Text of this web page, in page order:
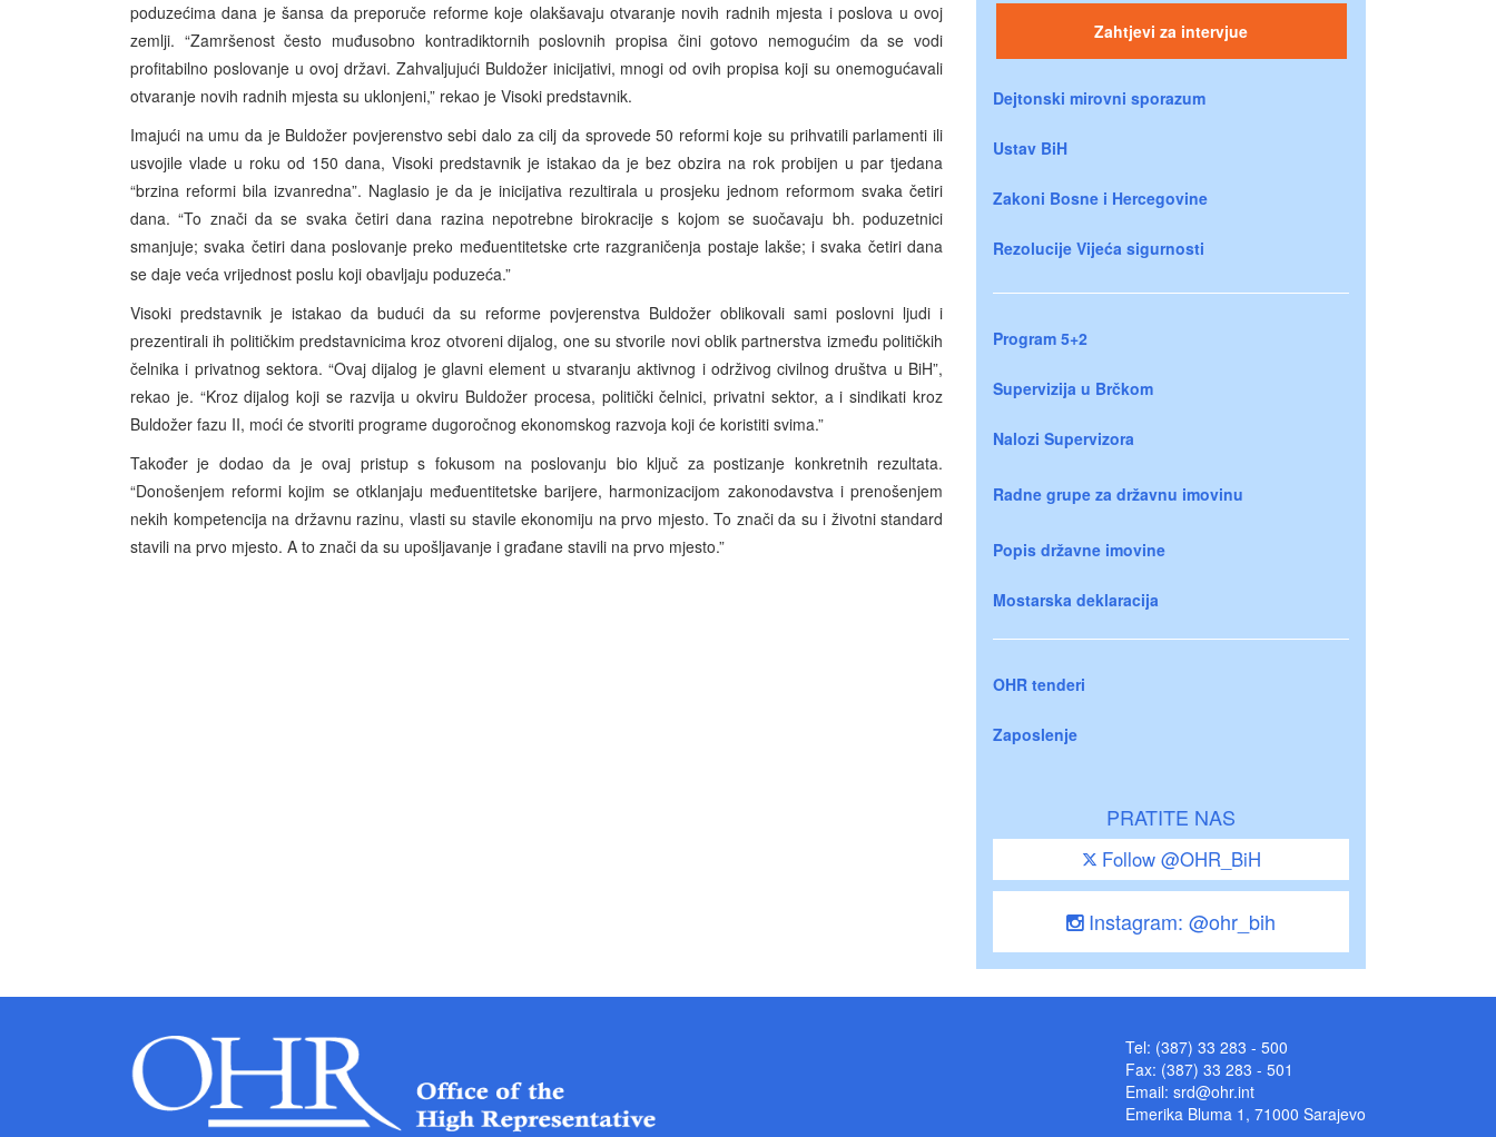
poduzećima dana je šansa da preporuče reforme koje olakšavaju otvaranje novih radnih mjesta i poslova u ovoj
zemlji. “Zamršenost često muđusobno kontradiktornih poslovnih propisa čini gotovo nemogućim da se vodi
profitabilno poslovanje u ovoj državi. Zahvaljujući Buldožer inicijativi, mnogi od ovih propisa koji su onemogućavali
otvaranje novih radnih mjesta su uklonjeni,” rekao je Visoki predstavnik.
Imajući na umu da je Buldožer povjerenstvo sebi dalo za cilj da sprovede 50 reformi koje su prihvatili parlamenti ili
usvojile vlade u roku od 150 dana, Visoki predstavnik je istakao da je bez obzira na rok probijen u par tjedana
“brzina reformi bila izvanredna”. Naglasio je da je inicijativa rezultirala u prosjeku jednom reformom svaka četiri
dana. “To znači da se svaka četiri dana razina nepotrebne birokracije s kojom se suočavaju bh. poduzetnici
smanjuje; svaka četiri dana poslovanje preko međuentitetske crte razgraničenja postaje lakše; i svaka četiri dana
se daje veća vrijednost poslu koji obavljaju poduzeća.”
Visoki predstavnik je istakao da budući da su reforme povjerenstva Buldožer oblikovali sami poslovni ljudi i
prezentirali ih političkim predstavnicima kroz otvoreni dijalog, one su stvorile novi oblik partnerstva između političkih
čelnika i privatnog sektora. “Ovaj dijalog je glavni element u stvaranju aktivnog i održivog civilnog društva u BiH”,
rekao je. “Kroz dijalog koji se razvija u okviru Buldožer procesa, politički čelnici, privatni sektor, a i sindikati kroz
Buldožer fazu II, moći će stvoriti programe dugoročnog ekonomskog razvoja koji će koristiti svima.”
Također je dodao da je ovaj pristup s fokusom na poslovanju bio ključ za postizanje konkretnih rezultata.
“Donošenjem reformi kojim se otklanjaju međuentitetske barijere, harmonizacijom zakonodavstva i prenošenjem
nekih kompetencija na državnu razinu, vlasti su stavile ekonomiju na prvo mjesto. To znači da su i životni standard
stavili na prvo mjesto. A to znači da su upošljavanje i građane stavili na prvo mjesto.”
Zahtjevi za intervjue
Dejtonski mirovni sporazum
Ustav BiH
Zakoni Bosne i Hercegovine
Rezolucije Vijeća sigurnosti
Program 5+2
Supervizija u Brčkom
Nalozi Supervizora
Radne grupe za državnu imovinu
Popis državne imovine
Mostarska deklaracija
OHR tenderi
Zaposlenje
PRATITE NAS
Follow @OHR_BiH
Instagram: @ohr_bih
Tel: (387) 33 283 - 500
Fax: (387) 33 283 - 501
Email: srd@ohr.int
Emerika Bluma 1, 71000 Sarajevo